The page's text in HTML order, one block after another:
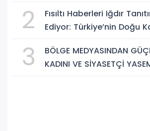
BULUŞMA NOKTASI
2
Fısıltı Haberleri Iğdır
Ediyor: Türkiye’nin Doğu
3
BÖLGE MEDYASINDAN
KADINI VE SİYASETÇİ